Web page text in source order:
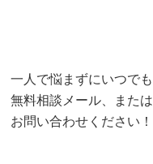
一人で悩まずにいつで
無料相談メール、また
お問い合わせください！